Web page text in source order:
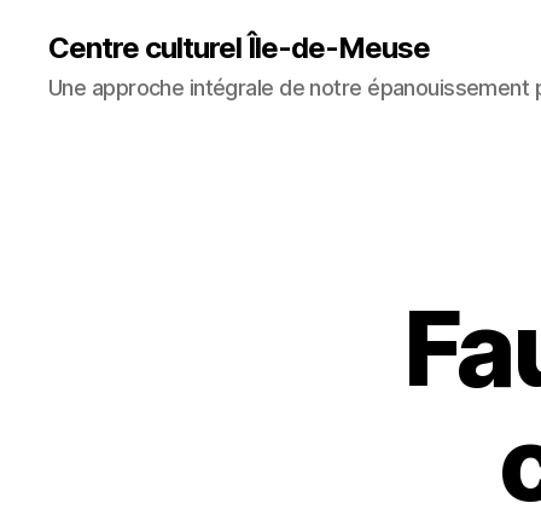
Centre culturel Île-de-Meuse
Une approche intégrale de notre épanouissement